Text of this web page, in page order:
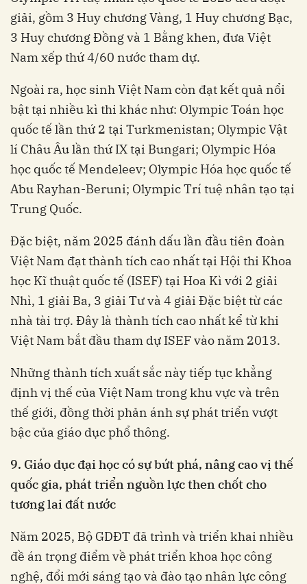
giải, gồm 3 Huy chương Vàng, 1 Huy chương Bạc,
3 Huy chương Đồng và 1 Bằng khen, đưa Việt
Nam xếp thứ 4/60 nước tham dự.
Ngoài ra, học sinh Việt Nam còn đạt kết quả nổi
bật tại nhiều kì thi khác như: Olympic Toán học
quốc tế lần thứ 2 tại Turkmenistan; Olympic Vật
lí Châu Âu lần thứ IX tại Bungari; Olympic Hóa
học quốc tế Mendeleev; Olympic Hóa học quốc tế
Abu Rayhan-Beruni; Olympic Trí tuệ nhân tạo tại
Trung Quốc.
Đặc biệt, năm 2025 đánh dấu lần đầu tiên đoàn
Việt Nam đạt thành tích cao nhất tại Hội thi Khoa
học Kĩ thuật quốc tế (ISEF) tại Hoa Kì với 2 giải
Nhì, 1 giải Ba, 3 giải Tư và 4 giải Đặc biệt từ các
nhà tài trợ. Đây là thành tích cao nhất kể từ khi
Việt Nam bắt đầu tham dự ISEF vào năm 2013.
Những thành tích xuất sắc này tiếp tục khẳng
định vị thế của Việt Nam trong khu vực và trên
thế giới, đồng thời phản ánh sự phát triển vượt
bậc của giáo dục phổ thông.
9. Giáo dục đại học có sự bứt phá, nâng cao vị thế
quốc gia, phát triển nguồn lực then chốt cho
tương lai đất nước
Năm 2025, Bộ GDĐT đã trình và triển khai nhiều
đề án trọng điểm về phát triển khoa học công
nghệ, đổi mới sáng tạo và đào tạo nhân lực công